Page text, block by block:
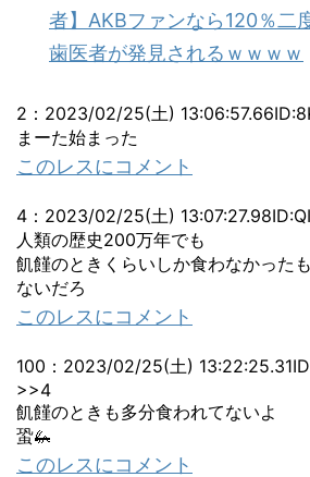
者】AKBファンなら120％二
歯医者が発見されるｗｗｗｗ
2 ： 2023/02/25(土) 13:06:57.66
まーた始まった
このレスにコメント
4 ： 2023/02/25(土) 13:07:27.98
人類の歴史200万年でも
飢饉のときくらいしか食わなかった
ないだろ
このレスにコメント
100 ： 2023/02/25(土) 13:22:25.31
>>4
飢饉のときも多分食われてないよ
蛩🦗
このレスにコメント